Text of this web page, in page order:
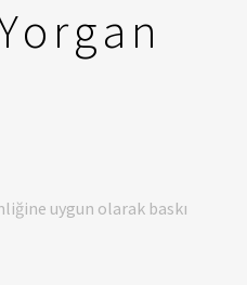
uygun olarak baskı